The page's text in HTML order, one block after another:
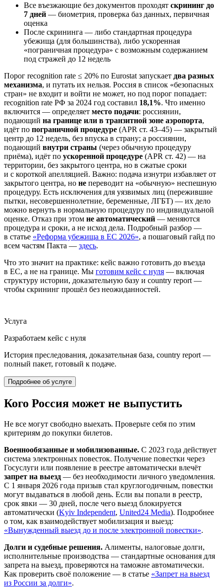
Все въезжающие без документов проходят скрининг до
7 дней — биометрия, проверка баз данных, первичная
оценка
После скрининга — либо стандартная процедура
убежища (для большинства), либо ускоренная
«пограничная процедура» с возможным содержанием
под стражей до 12 недель
Порог recognition rate ≤ 20% по Eurostat запускает два разных
механизма, и путать их нельзя. Россия в список «безопасных
стран» не входит и войти не может, но под порог попадает:
recognition rate РФ за 2024 год составил 18,1%. Что именно
включится — определяет место подачи: россиянин,
подающий на границе или в транзитной зоне аэропорта,
идёт по пограничной процедуре (APR ст. 43–45) — закрытый
центр до 12 недель, без впуска в страну; а россиянин,
подающий внутри страны (через обычную процедуру
приёма), идёт по ускоренной процедуре (APR ст. 42) — на
территории, без закрытого центра, но в сжатые сроки
и с короткой апелляцией. Важно: подача изнутри избавляет от
закрытого центра, но не переводит на «обычную» неспешную
процедуру. Есть исключения для уязвимых лиц (пережившие
пытки, несовершеннолетние, беременные, ЛГБТ) — их дело
можно вернуть в нормальную процедуру по индивидуальной
оценке. Отказ при этом не автоматический — меняются
процедура и сроки, а не исход дела. Подробный разбор —
в статье «Реформа убежища в ЕС 2026», а пошаговый гайд по
всем частям Пакта — здесь.
Что это значит на практике: кейс важно готовить до въезда
в ЕС, а не на границе. Мы готовим кейс с нуля — включая
структуру истории, доказательную базу и country report —
чтобы скрининг прошёл без неожиданностей.
Услуга
Разработаем кейс с нуля
История преследования, доказательная база, country report —
полный пакет, готовый к подаче.
Подробнее об услуге
Кого Россия может не выпустить
Не все могут свободно выехать. Проверьте себя по этим
критериям до покупки билетов.
Военнообязанные и мобилизованные. С 2023 года действует
система электронных повесток. Получение повестки через
Госуслуги или появление в реестре автоматически влечёт
запрет на выезд — без необходимости личного уведомления.
С 1 января 2026 года призыв стал круглогодичным, повестки
могут выдаваться в любой день. Если вы попали в реестр,
срок явки — 30 дней, после чего выезд блокируется
автоматически (Kyiv Independent, United24 Media). Подробнее
о том, как взаимодействует мобилизация и выезд:
«Вынужденный выезд до и после электронной повестки».
Долги и судебные решения. Алименты, налоговые долги,
исполнительные производства — стандартные основания для
запрета на выезд, проверяются на таможне автоматически.
Как проверить своё положение — в статье «Запрет на выезд
из России за долги».